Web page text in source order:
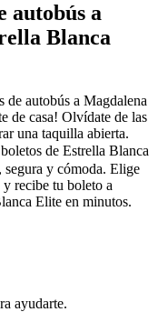
autobús a
Blanca
de autobús a Magdalena
de casa! Olvídate de las
una taquilla abierta.
de Estrella Blanca
y cómoda. Elige
y recibe tu boleto a
Elite en minutos.
ayudarte.